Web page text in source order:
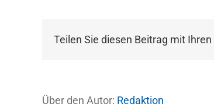
Teilen Sie diesen Beitrag mit Ihren
Über den Autor: Redaktion